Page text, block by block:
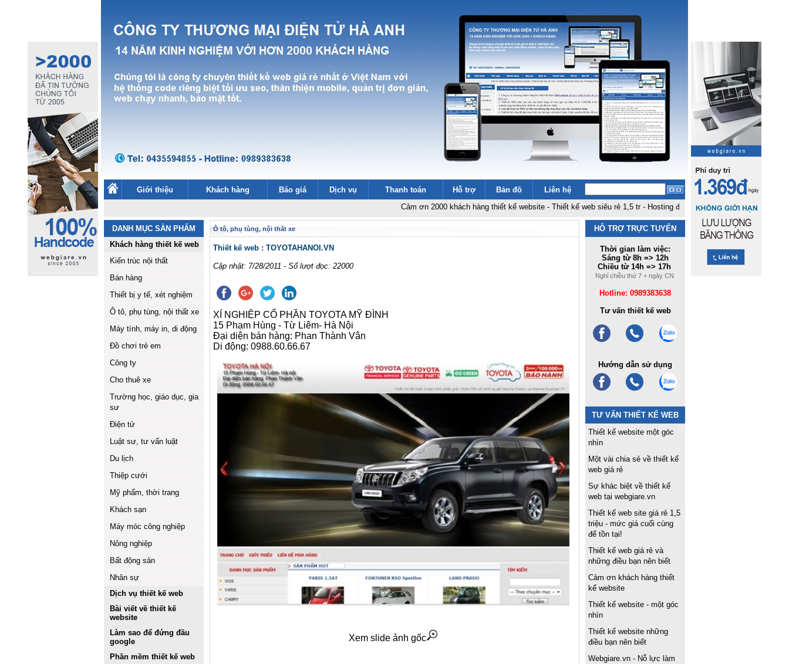
Giới thiệu Khách hàng Báo giá Dịch vụ Thanh toán Hỗ trợ Bản đồ
Liên hệ
Cảm ơn 2000 khách hàng thiết kế website -Thiết kế web siêu rẻ 1,5 tr- Hosting đặt tại fpt không hạn chế băng thông,
DANH MỤC SẢN PHẨM
Khách hàng thiết kế web
Kiến trúc nội thất
Bán hàng
Thiết bị y tế, xét nghiệm
Ô tô, phụ tùng, nội thất xe
Máy tính, máy in, di động
Đồ chơi trẻ em
Công ty
Cho thuê xe
Trường học, giáo dục, gia
sư
Điện tử
Luật sư, tư vấn luật
Du lịch
Thiệp cưới
Mỹ phẩm, thời trang
Khách sạn
Máy móc công nghiệp
Nông nghiệp
Bất động sản
Nhân sự
Dịch vụ thiết kế web
Bài viết về thiết kế
website
Làm sao để đứng đầu
google
Phần mềm thiết kế web
Ô tô, phụ tùng, nội thất xe
Thiết kế web : TOYOTAHANOI.VN
Cập nhật: 7/28/2011 - Số lượt đọc: 22000
XÍ NGHIỆP CỔ PHẦN TOYOTA MỸ ĐÌNH
15 Phạm Hùng - Từ Liêm- Hà Nội
Đại diện bán hàng: Phan Thành Vân
Di động: 0988.60.66.67
Xem slide ảnh gốc
HỖ TRỢ TRỰC TUYẾN
Thời gian làm việc:
Sáng từ 8h => 12h
Chiều từ 14h => 17h
Nghỉ chiều thứ 7 + ngày CN
Hotline: 0989383638
Tư vấn thiết kế web
Hướng dẫn sử dụng
TƯ VẤN THIẾT KẾ WEB
Thiết kế website một góc
nhìn
Một vài chia sẻ về thiết kế
web giá rẻ
Sự khác biệt về thiết kế
web tại webgiare.vn
Thiết kế web site giá rẻ 1,5
triệu - mức giá cuối cùng
để tồn tại!
Thiết kế web giá rẻ và
những điều bạn nên biết
Cảm ơn khách hàng thiết
kế website
Thiết kế website - một góc
nhìn
Thiết kế website những
điều bạn nên biết
Webgiare.vn - Nỗ lực làm